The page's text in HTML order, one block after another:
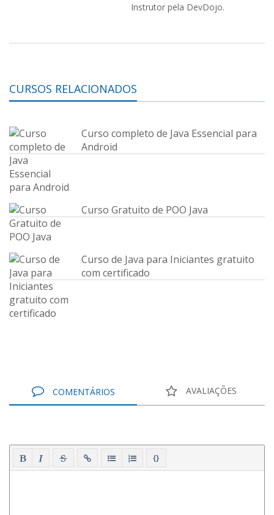
Instrutor pela DevDojo.
CURSOS RELACIONADOS
Curso completo de Java Essencial para
Android
Curso Gratuito de POO Java
Curso de Java para Iniciantes gratuito
com certificado
COMENTÁRIOS AVALIAÇÕES
{}